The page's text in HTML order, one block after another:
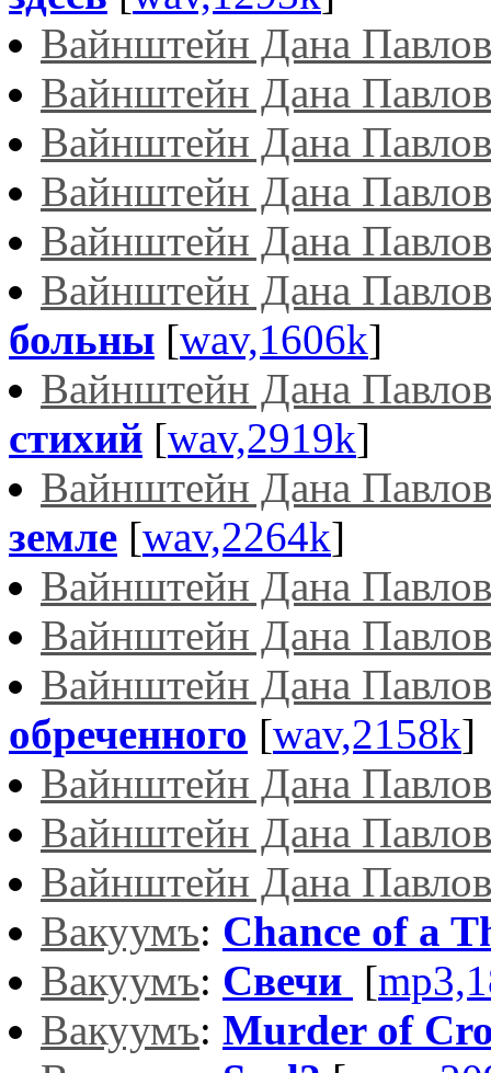
Вайнштейн Дана
Вайнштейн Дана
Вайнштейн Дана
Вайнштейн Дана
Вайнштейн Дана
Вайнштейн Дана
больны [wav,1606k]
Вайнштейн Дана
стихий [wav,2919k]
Вайнштейн Дана
земле [wav,2264k]
Вайнштейн Дана
Вайнштейн Дана
Вайнштейн Дана
обреченного [wav,2158k]
Вайнштейн Дана
Вайнштейн Дана
Вайнштейн Дана
Вакуумъ: Chance of a
Вакуумъ: Cвечи [
Вакуумъ: Murder of